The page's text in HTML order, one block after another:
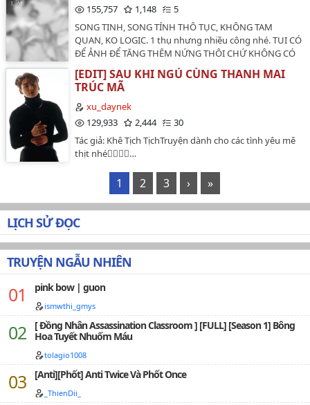
155,757
1,148
5
SONG TINH, SONG TÍNH THÔ TỤC, KHÔNG TAM
QUAN, KO LOGIC. 1 thụ nhưng nhiều công nhé. TUI CÓ
ĐỂ ẢNH ĐỂ TĂNG THÊM NỨNG THÔI CHỨ KHÔNG CÓ
GIỐNG NỘI DUNG CHƯƠNG ĐÂU…
[EDIT] SAU KHI NGỦ CÙNG THANH MAI
TRÚC MÃ
xu_daynek
129,933
2,444
30
Tác giả: Khê Tịch TịchTruyện dành cho các tình yêu mê
thịt nhé❤️‍🔥❤️‍🔥…
1 2 3 › »
LỊCH SỬ ĐỌC
TRUYỆN NGẪU NHIÊN
pink bow | guon
ismwthi_gmys
[ Đồng Nhân Assassination Classroom ] [FULL] [Season 1] Bông
Hoa Tuyết Nhuốm Máu
tolagio1008
[Anti][Phốt] Anti Twice Và Phốt Once
_ThienDii_